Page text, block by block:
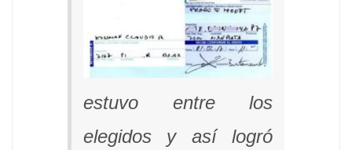
estuvo entre los
elegidos y así logró